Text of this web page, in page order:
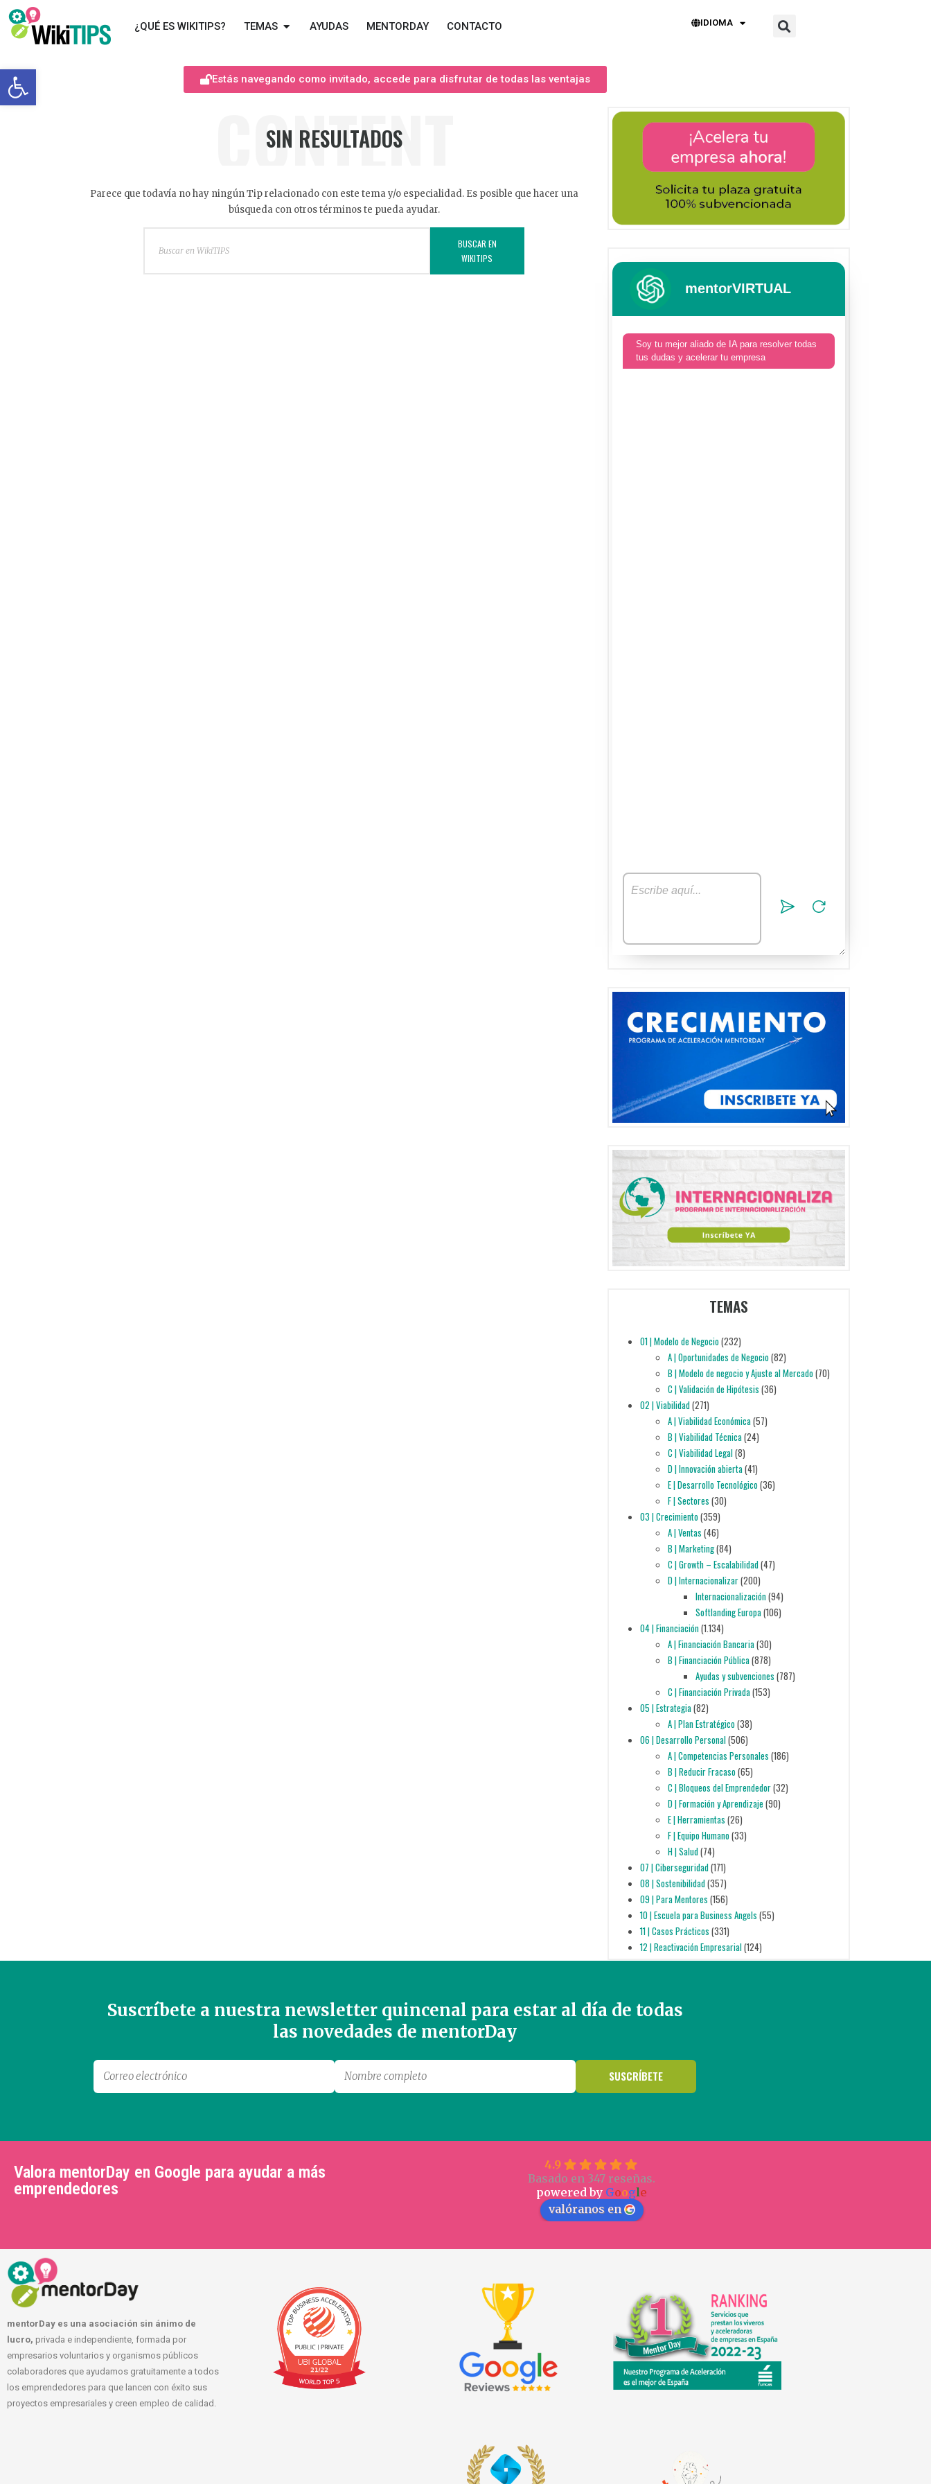
Abrir barra de herramientas
¿QUÉ ES WIKITIPS? TEMAS AYUDAS MENTORDAY CONTACTO IDIOMA
Estás navegando como invitado, accede para disfrutar de todas las ventajas
CONTENT
SIN RESULTADOS
Parece que todavía no hay ningún Tip relacionado con este tema y/o especialidad. Es posible que hacer una
búsqueda con otros términos te pueda ayudar.
BUSCAR EN
WIKITIPS
mentorVIRTUAL
Soy tu mejor aliado de IA para resolver todas
tus dudas y acelerar tu empresa
TEMAS
01 | Modelo de Negocio(232)
A | Oportunidades de Negocio(82)
B | Modelo de negocio y Ajuste al Mercado(70)
C | Validación de Hipótesis (36)
02 | Viabilidad(271)
A | Viabilidad Económica(57)
B | Viabilidad Técnica(24)
C | Viabilidad Legal(8)
D | Innovación abierta(41)
E | Desarrollo Tecnológico(36)
F | Sectores (30)
03 | Crecimiento(359)
A | Ventas (46)
B | Marketing(84)
C | Growth – Escalabilidad(47)
D | Internacionalizar(200)
Internacionalización(94)
Softlanding Europa(106)
04 | Financiación(1.134)
A | Financiación Bancaria(30)
B | Financiación Pública(878)
Ayudas y subvenciones (787)
C | Financiación Privada(153)
05 | Estrategia(82)
A | Plan Estratégico(38)
06 | Desarrollo Personal(506)
A | Competencias Personales (186)
B | Reducir Fracaso(65)
C | Bloqueos del Emprendedor(32)
D | Formación y Aprendizaje (90)
E | Herramientas (26)
F | Equipo Humano(33)
H | Salud(74)
07 | Ciberseguridad(171)
08 | Sostenibilidad(357)
09 | Para Mentores (156)
10 | Escuela para Business Angels (55)
11 | Casos Prácticos (331)
12 | Reactivación Empresarial(124)
Suscríbete a nuestra newsletter quincenal para estar al día de todas
las novedades de mentorDay
Valora mentorDay en Google para ayudar a más
emprendedores
4.9
Basado en 347 reseñas.
powered by Google
valóranos en
mentorDay es una asociación sin ánimo de
lucro, privada e independiente, formada por
empresarios voluntarios y organismos públicos
colaboradores que ayudamos gratuitamente a todos
los emprendedores para que lancen con éxito sus
proyectos empresariales y creen empleo de calidad.